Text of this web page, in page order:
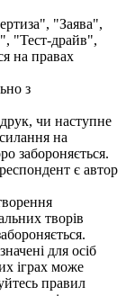
"Заява",
"Тест-драйв",
на правах
з
чи наступне
на
забороняється.
є автор
творів
для осіб
іграх може
правил